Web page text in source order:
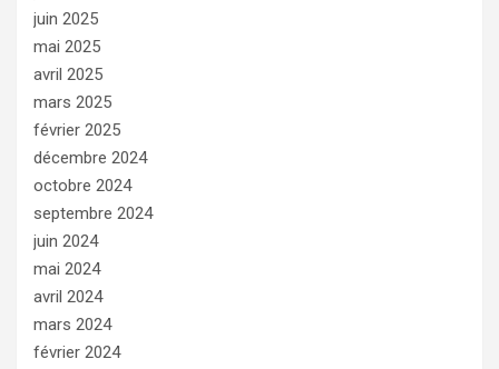
juin 2025
mai 2025
avril 2025
mars 2025
février 2025
décembre 2024
octobre 2024
septembre 2024
juin 2024
mai 2024
avril 2024
mars 2024
février 2024